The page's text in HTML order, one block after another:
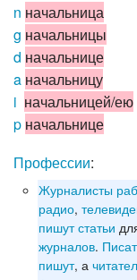
n начальница
g начальницы
d начальнице
a начальницу
i начальницей/ею
p начальнице
Профессии:
Журналисты
радио,
пишут статьи
журналов.
пишут, а